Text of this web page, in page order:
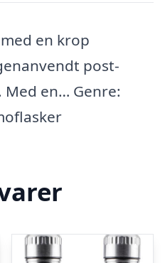
en krop
post-
en… Genre: